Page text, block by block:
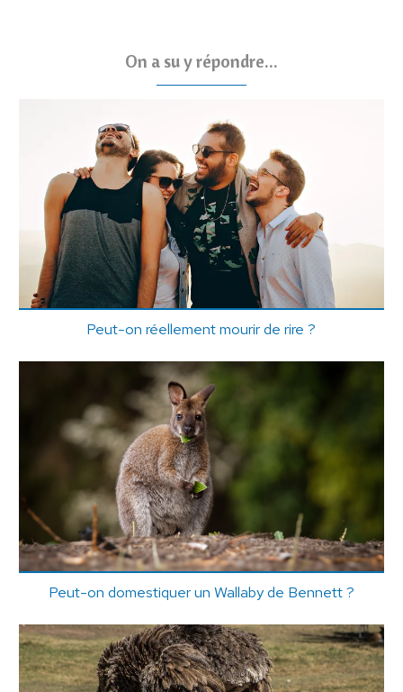
On a su y répondre...
Peut-on réellement mourir de rire ?
Peut-on domestiquer un Wallaby de Bennett ?